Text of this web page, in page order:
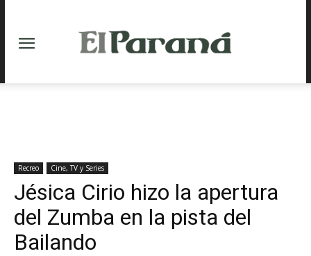
Recreo Cine, TV y Series
Jésica Cirio hizo la apertura
del Zumba en la pista del
Bailando